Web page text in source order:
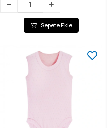
Sepete Ekle